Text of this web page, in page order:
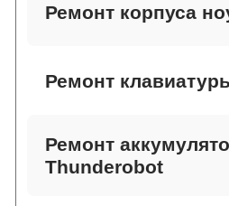
Ремонт корпуса
Ремонт
Ремонт
Thunderobot